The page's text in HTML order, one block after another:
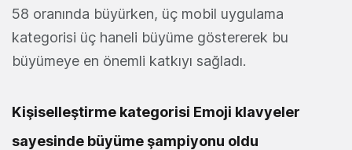
58 oranında büyürken, üç mobil uygulama
kategorisi üç haneli büyüme göstererek bu
büyümeye en önemli katkıyı sağladı.
Kişiselleştirme kategorisi Emoji klavyeler
sayesinde büyüme şampiyonu oldu